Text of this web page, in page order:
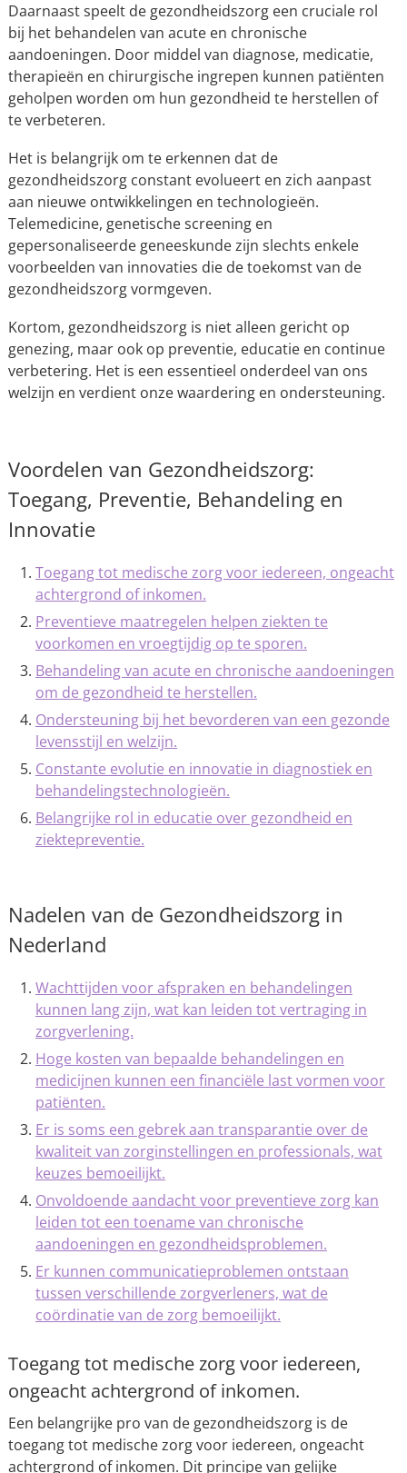
Daarnaast speelt de gezondheidszorg een cruciale rol
bij het behandelen van acute en chronische
aandoeningen. Door middel van diagnose, medicatie,
therapieën en chirurgische ingrepen kunnen patiënten
geholpen worden om hun gezondheid te herstellen of
te verbeteren.
Het is belangrijk om te erkennen dat de
gezondheidszorg constant evolueert en zich aanpast
aan nieuwe ontwikkelingen en technologieën.
Telemedicine, genetische screening en
gepersonaliseerde geneeskunde zijn slechts enkele
voorbeelden van innovaties die de toekomst van de
gezondheidszorg vormgeven.
Kortom, gezondheidszorg is niet alleen gericht op
genezing, maar ook op preventie, educatie en continue
verbetering. Het is een essentieel onderdeel van ons
welzijn en verdient onze waardering en ondersteuning.
Voordelen van Gezondheidszorg:
Toegang, Preventie, Behandeling en
Innovatie
Toegang tot medische zorg voor iedereen, ongeacht
achtergrond of inkomen.
Preventieve maatregelen helpen ziekten te
voorkomen en vroegtijdig op te sporen.
Behandeling van acute en chronische aandoeningen
om de gezondheid te herstellen.
Ondersteuning bij het bevorderen van een gezonde
levensstijl en welzijn.
Constante evolutie en innovatie in diagnostiek en
behandelingstechnologieën.
Belangrijke rol in educatie over gezondheid en
ziektepreventie.
Nadelen van de Gezondheidszorg in
Nederland
Wachttijden voor afspraken en behandelingen
kunnen lang zijn, wat kan leiden tot vertraging in
zorgverlening.
Hoge kosten van bepaalde behandelingen en
medicijnen kunnen een financiële last vormen voor
patiënten.
Er is soms een gebrek aan transparantie over de
kwaliteit van zorginstellingen en professionals, wat
keuzes bemoeilijkt.
Onvoldoende aandacht voor preventieve zorg kan
leiden tot een toename van chronische
aandoeningen en gezondheidsproblemen.
Er kunnen communicatieproblemen ontstaan
tussen verschillende zorgverleners, wat de
coördinatie van de zorg bemoeilijkt.
Toegang tot medische zorg voor iedereen,
ongeacht achtergrond of inkomen.
Een belangrijke pro van de gezondheidszorg is de
toegang tot medische zorg voor iedereen, ongeacht
achtergrond of inkomen. Dit principe van gelijke